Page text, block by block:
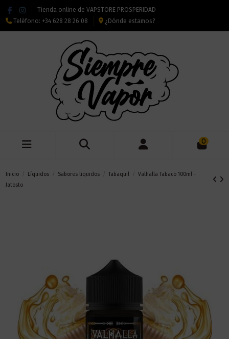
Tienda online de VAPSTORE PROSPERIDAD
Teléfono: +34 628 28 26 08 ¿Dónde estamos?
0
Inicio Líquidos Sabores liquidos Tabaquil
Valhalla Tabaco 100ml -
Jatosto